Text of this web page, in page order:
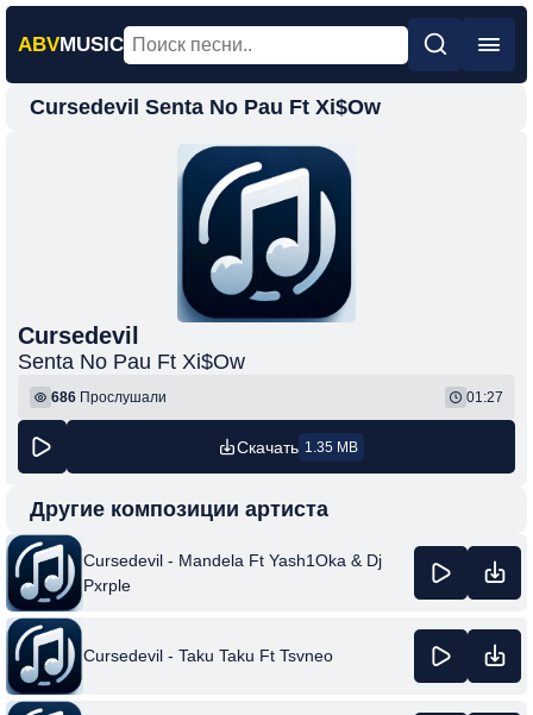
ABVMUSIC
Главная
Шансон
Фонк
Cursedevil Senta No Pau Ft Xi$Ow
Cursedevil
Senta No Pau Ft Xi$Ow
686 Прослушали 01:27
Скачать 1.35 MB
Другие композиции артиста
Cursedevil - Mandela Ft Yash1Oka & Dj
Pxrple
Cursedevil - Taku Taku Ft Tsvneo